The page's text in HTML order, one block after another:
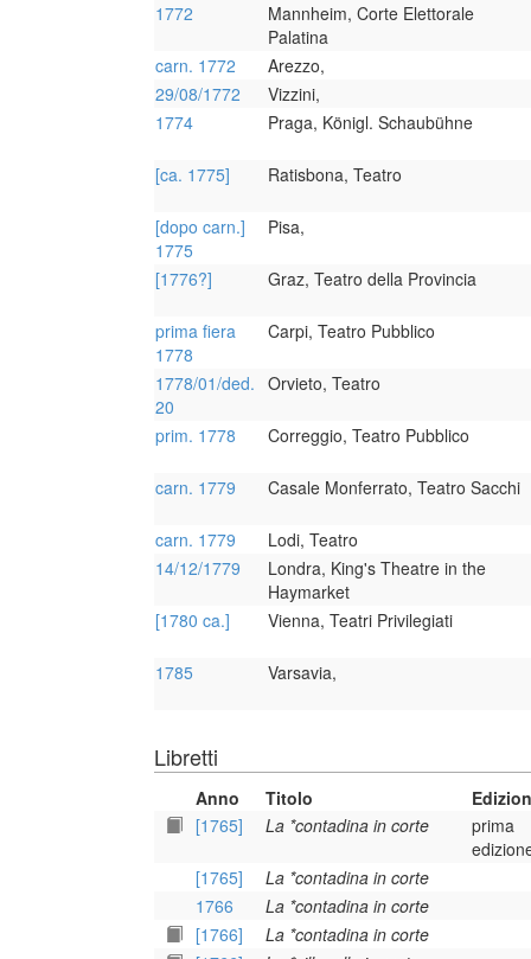
1772
Mannheim, Corte Elettorale
Palatina
carn. 1772
Arezzo,
29/08/1772
Vizzini,
1774
Praga, Königl. Schaubühne
[ca. 1775] Ratisbona, Teatro
[dopo carn.]
1775
Pisa,
[1776?] Graz, Teatro della Provincia
prima fiera
1778
Carpi, Teatro Pubblico
1778/01/ded.
20
Orvieto, Teatro
prim. 1778 Correggio, Teatro Pubblico
carn. 1779 Casale Monferrato, Teatro Sacchi
carn. 1779
Lodi, Teatro
14/12/1779
Londra, King's Theatre in the
Haymarket
[1780 ca.]
Vienna, Teatri Privilegiati
1785 Varsavia,
Libretti
Anno Titolo
[1765]
La *contadina in corte
prima
[1765]
La *contadina in corte
1766
La *contadina in corte
[1766]
La *contadina in corte